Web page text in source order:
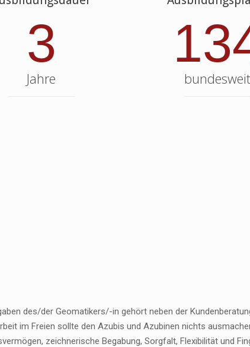
3
Jahre bundesweit
des/der Geomatikers/-in gehört neben der
im Freien sollte den Azubis und Azubinen nichts
zeichnerische Begabung, Sorgfalt, Flexibilität und